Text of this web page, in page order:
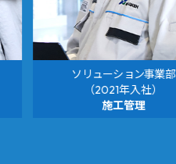
ソリューション事業部
（2021年入社）
施工管理